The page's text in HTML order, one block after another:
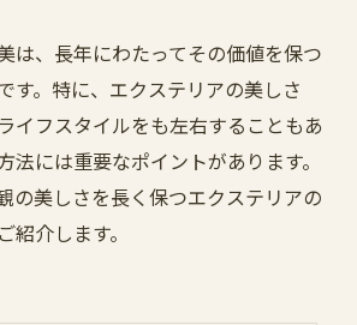
は、長年にわたってその価値を保つ
す。特に、エクステリアの美しさ
イフスタイルをも左右することもあ
法には重要なポイントがあります。
の美しさを長く保つエクステリアの
介します。